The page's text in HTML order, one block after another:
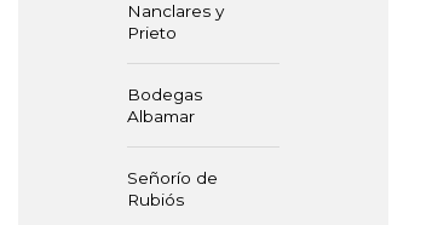
Nanclares y
Prieto
Bodegas
Albamar
Señorío de
Rubiós